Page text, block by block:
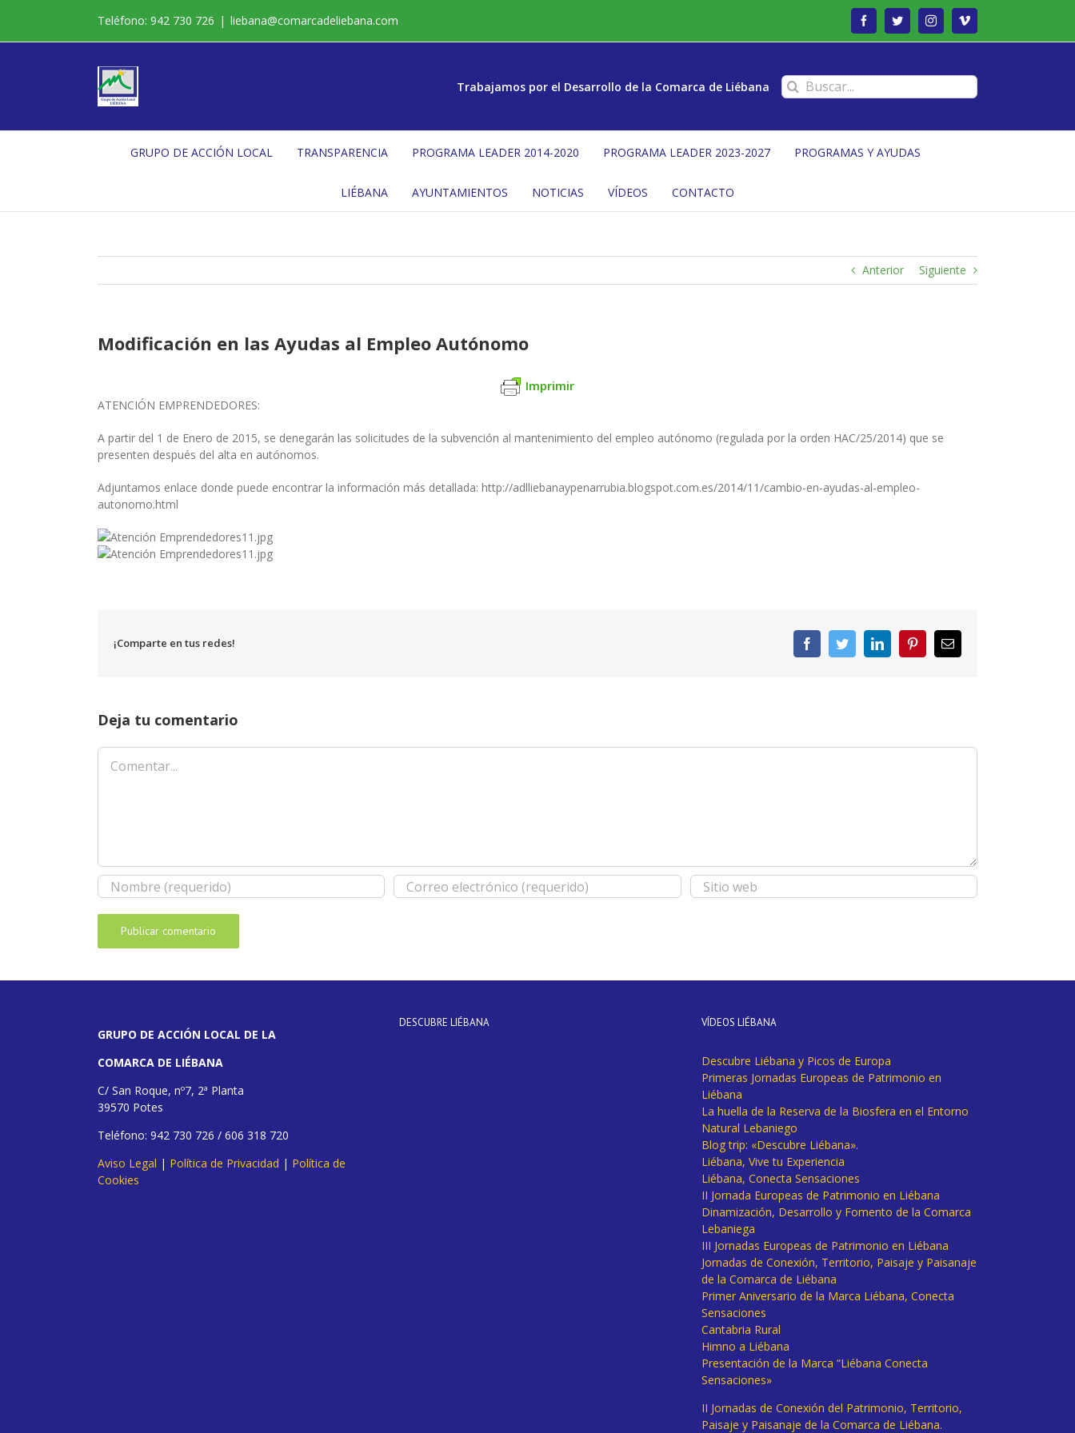
contenido
Teléfono: 942 730 726 | liebana@comarcadeliebana.com FacebookTwitterInstagramVimeo
Trabajamos por el Desarrollo de la Comarca de Liébana Buscar:
GRUPO DE ACCIÓN LOCAL TRANSPARENCIA PROGRAMA LEADER 2014-2020 PROGRAMA LEADER 2023-2027 PROGRAMAS Y AYUDAS
LIÉBANA AYUNTAMIENTOS NOTICIAS VÍDEOS CONTACTO
Anterior Siguiente
Modificación en las Ayudas al Empleo Autónomo
Imprimir
ATENCIÓN EMPRENDEDORES:
A partir del 1 de Enero de 2015, se denegarán las solicitudes de la subvención al mantenimiento del empleo autónomo (regulada por la orden HAC/25/2014) que se
presenten después del alta en autónomos.
Adjuntamos enlace donde puede encontrar la información más detallada: http://adlliebanaypenarrubia.blogspot.com.es/2014/11/cambio-en-ayudas-al-empleo-
autonomo.html
¡Comparte en tus redes! FacebookTwitterLinkedInPinterestCorreo
electrónico
Deja tu comentario
Comentar
GRUPO DE ACCIÓN LOCAL DE LA
COMARCA DE LIÉBANA
C/ San Roque, nº7, 2ª Planta
39570 Potes
Teléfono: 942 730 726 / 606 318 720
Aviso Legal | Política de Privacidad | Política de
Cookies
DESCUBRE LIÉBANA VÍDEOS LIÉBANA
Descubre Liébana y Picos de Europa
Primeras Jornadas Europeas de Patrimonio en
Liébana
La huella de la Reserva de la Biosfera en el Entorno
Natural Lebaniego
Blog trip: «Descubre Liébana».
Liébana, Vive tu Experiencia
Liébana, Conecta Sensaciones
II Jornada Europeas de Patrimonio en Liébana
Dinamización, Desarrollo y Fomento de la Comarca
Lebaniega
III Jornadas Europeas de Patrimonio en Liébana
Jornadas de Conexión, Territorio, Paisaje y Paisanaje
de la Comarca de Liébana
Primer Aniversario de la Marca Liébana, Conecta
Sensaciones
Cantabria Rural
Himno a Liébana
Presentación de la Marca “Liébana Conecta
Sensaciones»
II Jornadas de Conexión del Patrimonio, Territorio,
Paisaje y Paisanaje de la Comarca de Liébana.